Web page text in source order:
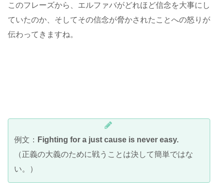
このフレーズから、エルファバがどれほど信念を大事にし
ていたのか、そしてその信念が脅かされたことへの怒りが
伝わってきますね。
例文： Fighting for a just cause is never easy.
（正義の大義のために戦うことは決して簡単ではな
い。）